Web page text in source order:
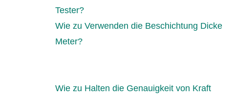
Tester?
Wie zu Verwenden die Beschichtung Dicke
Meter?
Wie zu Halten die Genauigkeit von Kraft